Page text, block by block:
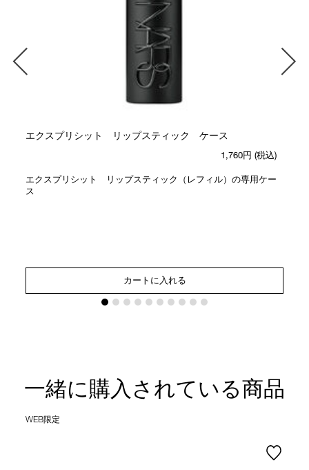
エクスプリシット リップスティック ケース
1,760円 (税込)
エクスプリシット リップスティック（レフィル）の専用ケー
ス
カートに入れる
一緒に購入されている商品
WEB限定